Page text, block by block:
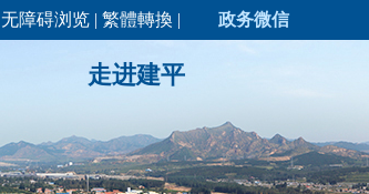
无障碍浏览 | 繁體轉換 | 政务微信
走进建平